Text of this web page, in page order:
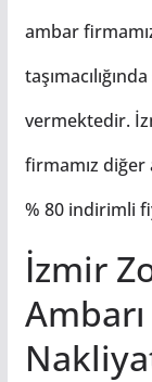
ambar
vermektedir.
firmamız diğer
% 80 indirimli
İzmir